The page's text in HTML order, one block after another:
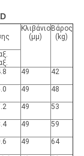
Κλιβάνιο
(μμ)
Βάρος
(kg)
49 42
49 48
49 53
49 59
49 64